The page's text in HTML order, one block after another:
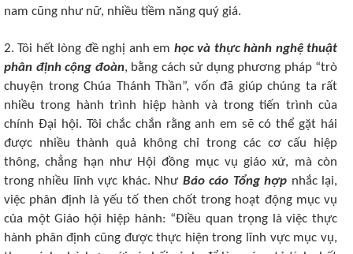
nam cũng như nữ, nhiều tiềm năng quý giá.
2. Tôi hết lòng đề nghị anh em học và thực hành nghệ thuật
phân định cộng đoàn, bằng cách sử dụng phương pháp “trò
chuyện trong Chúa Thánh Thần”, vốn đã giúp chúng ta rất
nhiều trong hành trình hiệp hành và trong tiến trình của
chính Đại hội. Tôi chắc chắn rằng anh em sẽ có thể gặt hái
được nhiều thành quả không chỉ trong các cơ cấu hiệp
thông, chẳng hạn như Hội đồng mục vụ giáo xứ, mà còn
trong nhiều lĩnh vực khác. Như Báo cáo Tổng hợp nhắc lại,
việc phân định là yếu tố then chốt trong hoạt động mục vụ
của một Giáo hội hiệp hành: “Điều quan trọng là việc thực
hành phân định cũng được thực hiện trong lĩnh vực mục vụ,